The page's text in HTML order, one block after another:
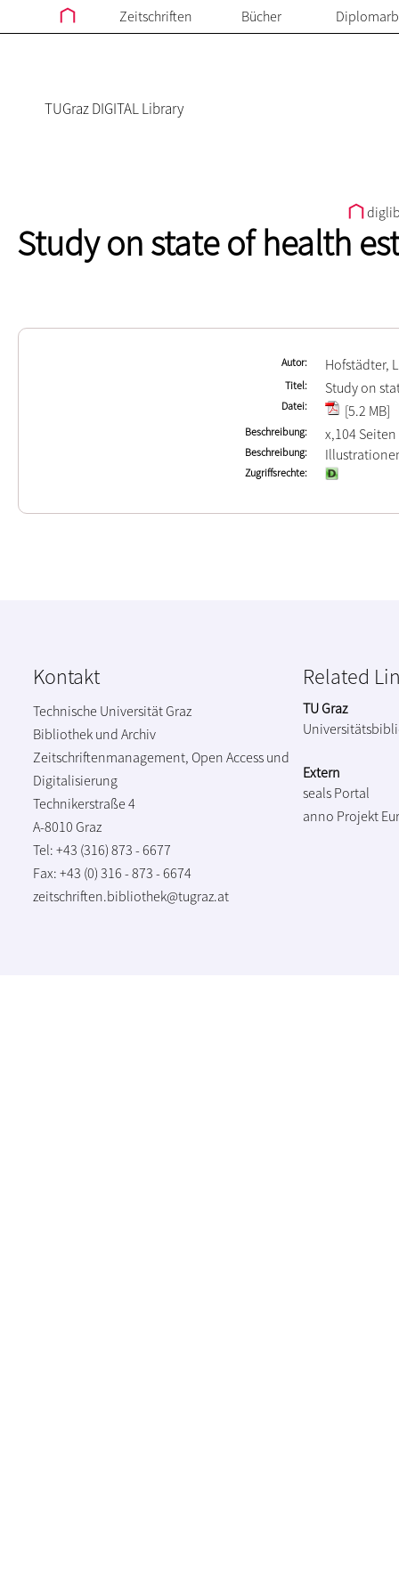
Zeitschriften Bücher
TUGraz DIGITAL Library
Study on state of health
Autor Hofstädter,
Titel Study on
Datei [5.2 MB]
Beschreibung x,104 Seiten
Beschreibung
Zugriffsrechte
Kontakt
Technische Universität Graz
Bibliothek und Archiv
Zeitschriftenmanagement, Open Access und
Digitalisierung
Technikerstraße 4
A-8010 Graz
Tel: +43 (316) 873 - 6677
Fax: +43 (0) 316 - 873 - 6674
zeitschriften.bibliothek@tugraz.at
Related
TU Graz
Extern
seals Portal
anno Projekt